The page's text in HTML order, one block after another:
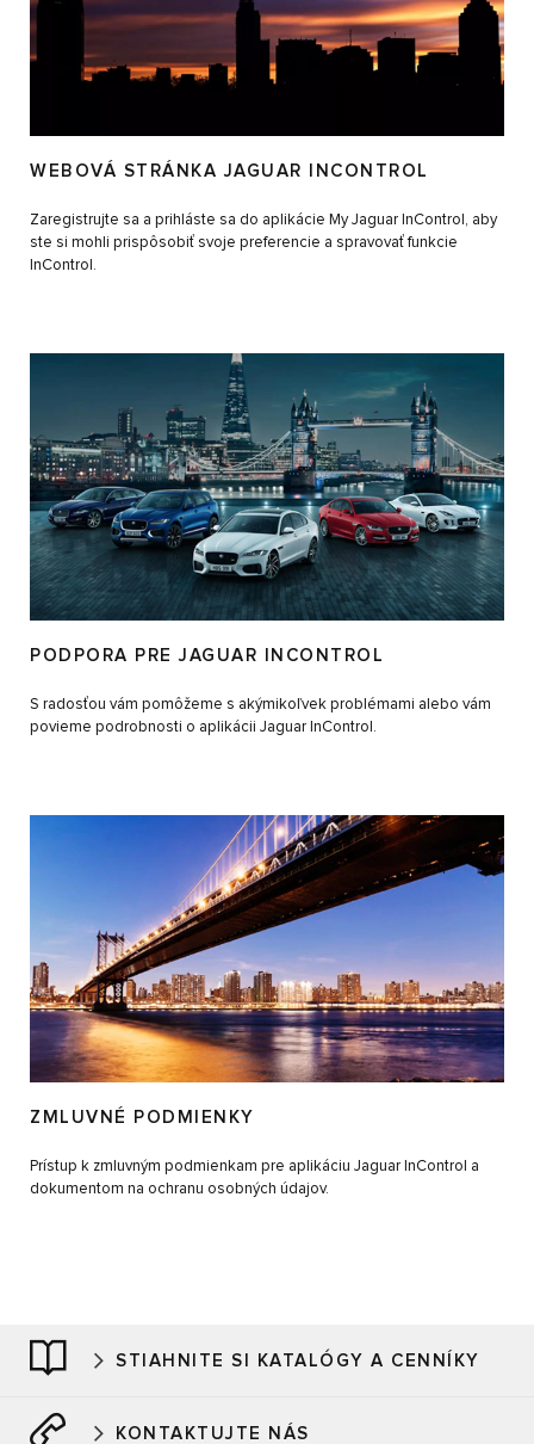
WEBOVÁ STRÁNKA JAGUAR INCONTROL
Zaregistrujte sa a prihláste sa do aplikácie My Jaguar InControl, aby
ste si mohli prispôsobiť svoje preferencie a spravovať funkcie
InControl.
PODPORA PRE JAGUAR INCONTROL
S radosťou vám pomôžeme s akýmikoľvek problémami alebo vám
povieme podrobnosti o aplikácii Jaguar InControl.
ZMLUVNÉ PODMIENKY
Prístup k zmluvným podmienkam pre aplikáciu Jaguar InControl a
dokumentom na ochranu osobných údajov.
STIAHNITE SI KATALÓGY A CENNÍKY
KONTAKTUJTE NÁS